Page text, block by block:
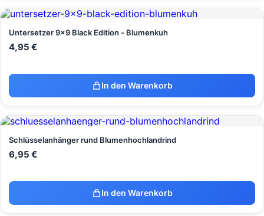
Untersetzer 9x9 Black Edition - Blumenkuh
4,95 €
In den Warenkorb
Schlüsselanhänger rund Blumenhochlandrind
6,95 €
In den Warenkorb